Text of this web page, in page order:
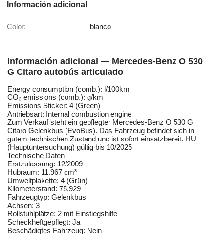
Información adicional
Color: blanco
Información adicional — Mercedes-Benz O 530
G Citaro autobús articulado
Energy consumption (comb.): l/100km
CO₂ emissions (comb.): g/km
Emissions Sticker: 4 (Green)
Antriebsart: Internal combustion engine
Zum Verkauf steht ein gepflegter Mercedes-Benz O 530 G
Citaro Gelenkbus (EvoBus). Das Fahrzeug befindet sich in
gutem technischen Zustand und ist sofort einsatzbereit. HU
(Hauptuntersuchung) gültig bis 10/2025
Technische Daten
Erstzulassung: 12/2009
Hubraum: 11.967 cm³
Umweltplakette: 4 (Grün)
Kilometerstand: 75.929
Fahrzeugtyp: Gelenkbus
Achsen: 3
Rollstuhlplätze: 2 mit Einstiegshilfe
Scheckheftgepflegt: Ja
Beschädigtes Fahrzeug: Nein